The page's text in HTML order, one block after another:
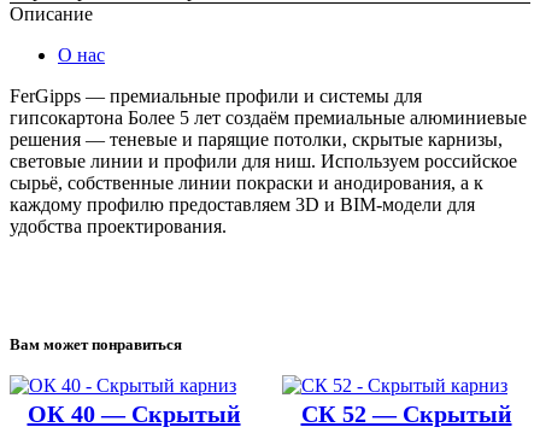
Описание
О нас
FerGipps — премиальные профили и системы для
гипсокартона Более 5 лет создаём премиальные алюминиевые
решения — теневые и парящие потолки, скрытые карнизы,
световые линии и профили для ниш. Используем российское
сырьё, собственные линии покраски и анодирования, а к
каждому профилю предоставляем 3D и BIM-модели для
удобства проектирования.
Вам может понравиться
ОК 40 — Скрытый
СК 52 — Скрытый